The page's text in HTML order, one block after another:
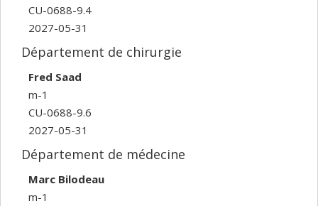
CU-0688-9.4
2027-05-31
Département de chirurgie
Fred Saad
m-1
CU-0688-9.6
2027-05-31
Département de médecine
Marc Bilodeau
m-1